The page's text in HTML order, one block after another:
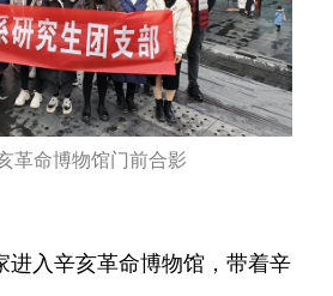
革命博物馆门前合影
进入辛亥革命博物馆，带着辛